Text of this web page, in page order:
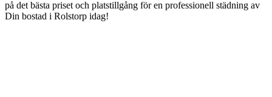
på det bästa priset och platstillgång för en professionell städning av
Din bostad i Rolstorp idag!